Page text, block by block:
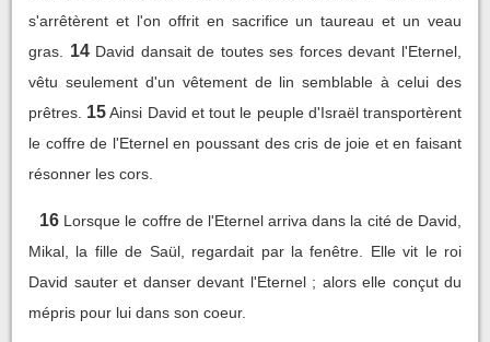
s'arrêtèrent et l'on offrit en sacrifice un taureau et un veau
gras.
14 David dansait de toutes ses forces devant l'Eternel,
vêtu seulement d'un vêtement de lin semblable à celui des
prêtres. 15 Ainsi David et tout le peuple d'Israël transportèrent
le coffre de l'Eternel en poussant des cris de joie et en faisant
résonner les cors.
16 Lorsque le coffre de l'Eternel arriva dans la cité de David,
Mikal, la fille de Saül, regardait par la fenêtre. Elle vit le roi
David sauter et danser devant l'Eternel ; alors elle conçut du
mépris pour lui dans son coeur.